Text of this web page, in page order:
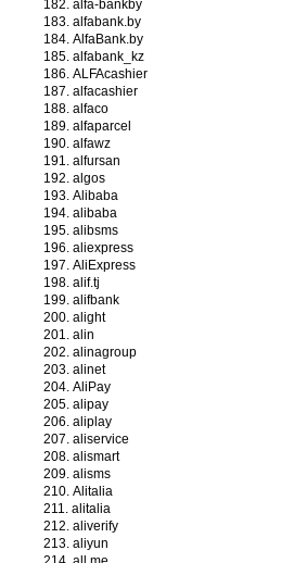
alfa-bankby
alfabank.by
AlfaBank.by
alfabank_kz
ALFAcashier
alfacashier
alfaco
alfaparcel
alfawz
alfursan
algos
Alibaba
alibaba
alibsms
aliexpress
AliExpress
alif.tj
alifbank
alight
alin
alinagroup
alinet
AliPay
alipay
aliplay
aliservice
alismart
alisms
Alitalia
alitalia
aliverify
aliyun